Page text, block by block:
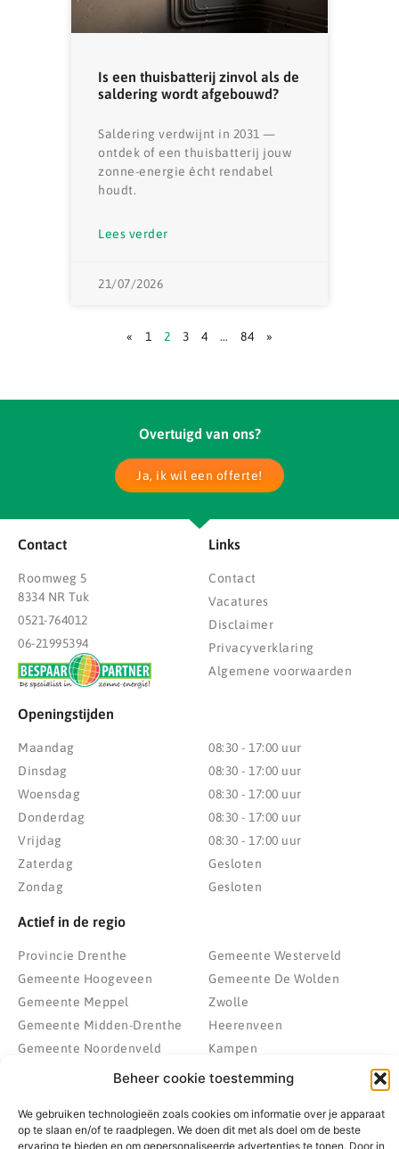
Beheer cookie toestemming
We gebruiken technologieën zoals cookies om informatie over je apparaat
op te slaan en/of te raadplegen. We doen dit met als doel om de beste
ervaring te bieden en om gepersonaliseerde advertenties te tonen. Door in
Is een thuisbatterij zinvol als de
saldering wordt afgebouwd?
Saldering verdwijnt in 2031 —
ontdek of een thuisbatterij jouw
zonne-energie écht rendabel
houdt.
Lees verder
21/07/2026
« 1 2 3 4 … 84 »
Overtuigd van ons?
Ja, ik wil een offerte!
Contact
Roomweg 5
8334 NR Tuk
0521-764012
06-21995394
Links
Contact
Vacatures
Disclaimer
Privacyverklaring
Algemene voorwaarden
Openingstijden
Maandag
Dinsdag
Woensdag
Donderdag
Vrijdag
Zaterdag
Zondag
08:30 - 17:00 uur
08:30 - 17:00 uur
08:30 - 17:00 uur
08:30 - 17:00 uur
08:30 - 17:00 uur
Gesloten
Gesloten
Actief in de regio
Provincie Drenthe
Gemeente Hoogeveen
Gemeente Meppel
Gemeente Midden-Drenthe
Gemeente Noordenveld
Gemeente Noordoostpolder
Gemeente Weststellingwerf
Gemeente Westerveld
Gemeente De Wolden
Zwolle
Heerenveen
Kampen
Emmeloord